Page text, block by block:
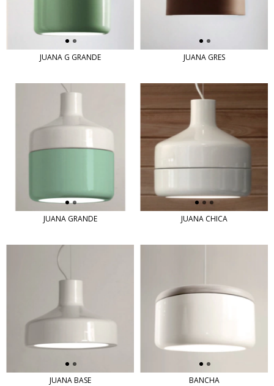
JUANA G GRANDE JUANA GRES
JUANA GRANDE JUANA CHICA
JUANA BASE BANCHA